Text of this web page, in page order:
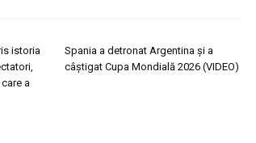
istoria
a
Spania a detronat Argentina și a
câștigat Cupa Mondială 2026 (VIDEO)